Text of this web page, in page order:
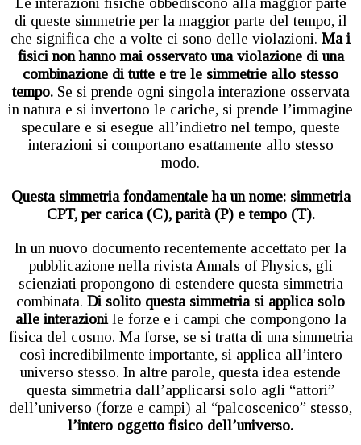
di queste simmetrie per la maggior parte del tempo, il
che significa che a volte ci sono delle violazioni. Ma i
fisici non hanno mai osservato una violazione di una
combinazione di tutte e tre le simmetrie allo stesso
tempo.Se si prende ogni singola interazione osservata
in natura e si invertono le cariche, si prende l’immagine
speculare e si esegue all’indietro nel tempo, queste
interazioni si comportano esattamente allo stesso
modo.
Questa simmetria fondamentale ha un nome: simmetria
CPT, per carica (C), parità (P) e tempo (T).
In un nuovo documento recentemente accettato per la
pubblicazione nella rivista Annals of Physics, gli
scienziati propongono di estendere questa simmetria
combinata. Di solito questa simmetria si applica solo
alle interazionile forze e i campi che compongono la
fisica del cosmo. Ma forse, se si tratta di una simmetria
così incredibilmente importante, si applica all’intero
universo stesso. In altre parole, questa idea estende
questa simmetria dall’applicarsi solo agli “attori”
dell’universo (forze e campi) al “palcoscenico” stesso,
l’intero oggetto fisico dell’universo.